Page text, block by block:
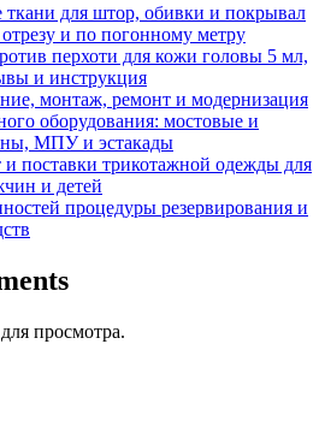
ткани для штор, обивки и покрывал
и по погонному метру
перхоти для кожи головы 5 мл,
и инструкция
монтаж, ремонт и модернизация
оборудования: мостовые и
МПУ и эстакады
и поставки трикотажной одежды для
и детей
процедуры резервирования и
просмотра.